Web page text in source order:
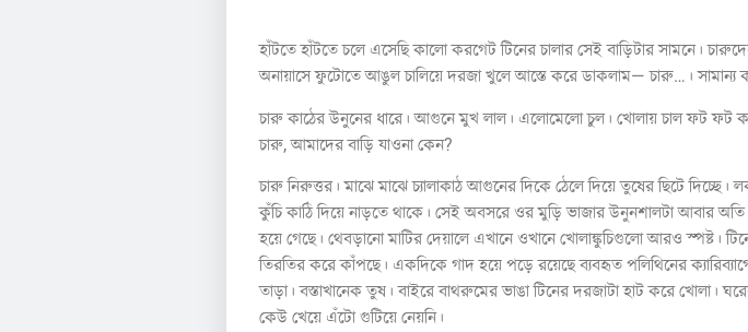
হাঁটতে হাঁটতে চলে এসেছি কালো করগেট টিনের চালার সেই বাড়িটার সামনে।
অনায়াসে ফুটোতে আঙুল চালিয়ে দরজা খুলে আস্তে করে ডাকলাম— চারু…।
চারু কাঠের উনুনের ধারে। আগুনে মুখ লাল। এলোমেলো চুল। খোলায় চাল ফট ফট
চারু, আমাদের বাড়ি যাওনা কেন?
চারু নিরুত্তর। মাঝে মাঝে চ্যালাকাঠ আগুনের দিকে ঠেলে দিয়ে তুষের ছিটে
কুঁচি কাঠি দিয়ে নাড়তে থাকে। সেই অবসরে ওর মুড়ি ভাজার উনুনশালটা আবার
হয়ে গেছে। থেবড়ানো মাটির দেয়ালে এখানে ওখানে খোলাঙ্কুচিগুলো আরও
তিরতির করে কাঁপছে। একদিকে গাদ হয়ে পড়ে রয়েছে ব্যবহৃত পলিথিনের
তাড়া। বস্তাখানেক তুষ। বাইরে বাথরুমের ভাঙা টিনের দরজাটা হাট করে খোলা।
কেউ খেয়ে এঁটো গুটিয়ে নেয়নি।